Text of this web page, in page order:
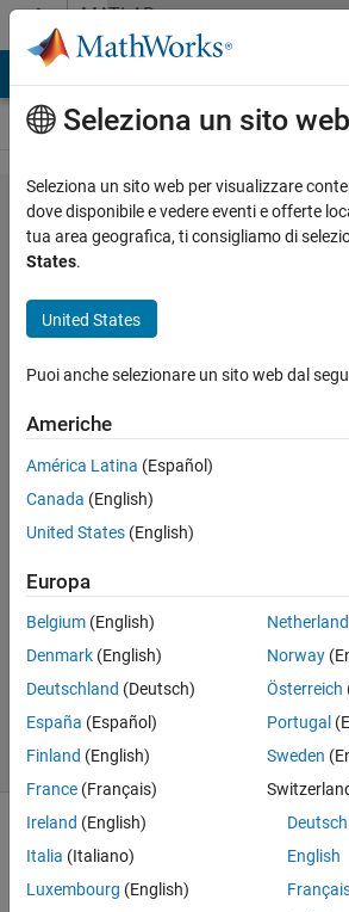
Vai al contenutoMATLAB
Answers
Shapley
based
selection
MB
1 Mar
2025
2
Risposte
accettata
Aggiornato
11 Mar
2025
Visualizzazioni
(30 giorni)
commenti
meno
Seleziona un sito web
Seleziona un sito web per visualizzare
dove disponibile e vedere eventi e offerte
tua area geografica, ti consigliamo di
States.
United States
Puoi anche selezionare un sito web dal
Americhe
América Latina (Español)
Canada (English)
United States (English)
Europa
Belgium (English)
Denmark (English)
Deutschland (Deutsch)
España (Español)
Finland (English)
France (Français)
Ireland (English)
Italia (Italiano)
Luxembourg (English)
Norway
Österreich
Portugal
Sweden
Deutsch
English